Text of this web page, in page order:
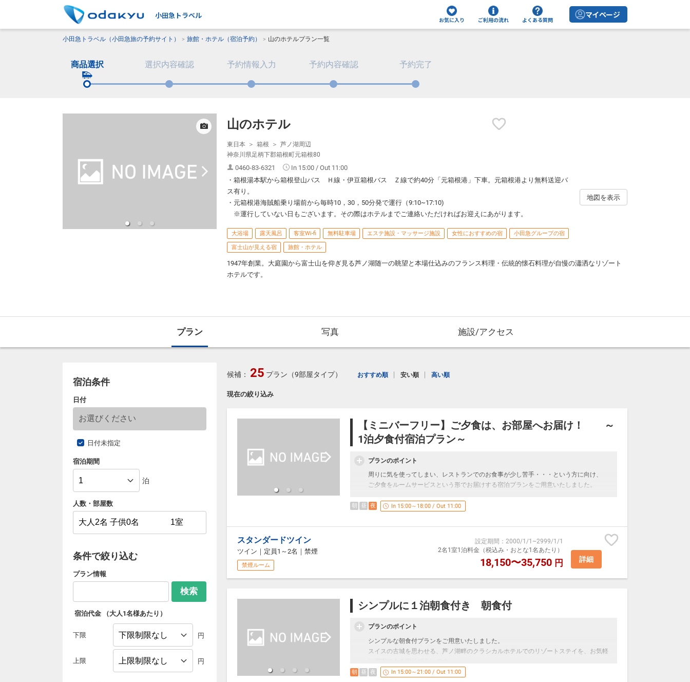
小田急トラベル お気に入り ご利用の流れ よくある質問 マイページ
小田急トラベル（小田急旅の予約サイト） 旅館・ホテル（宿泊予約） 山のホテルプラン一覧
商品選択 選択内容確認 予約情報入力 予約内容確認 予約完了
山のホテル
東日本 箱根
芦ノ湖周辺
神奈川県足柄下郡箱根町元箱根80
0460-83-6321
In 15:00 / Out 11:00
・箱根湯本駅から箱根登山バス Ｈ線・伊豆箱根バス Ｚ線で約40分「元箱根港」下車。元箱根港より無料送迎バ
ス有り。
・元箱根港海賊船乗り場前から毎時10，30，50分発で運行（9:10~17:10)
※運行していない日もございます。その際はホテルまでご連絡いただければお迎えにあがります。
地図を表示
大浴場 露天風呂 客室Wi-fi 無料駐車場 エステ施設・マッサージ施設 女性におすすめの宿 小田急グループの宿
富士山が見える宿 旅館・ホテル
1947年創業。大庭園から富士山を仰ぎ見る芦ノ湖随一の眺望と本場仕込みのフランス料理・伝統的懐石料理が自慢の瀟洒なリゾート
ホテルです。
プラン 写真 施設/アクセス
宿泊条件
日付
日付未指定
宿泊期間
泊
人数・部屋数
条件で絞り込む
プラン情報
検索
宿泊代金 （大人1名様あたり）
下限 円
上限 円
現在の絞り込み
候補： 25 プラン（9部屋タイプ） おすすめ順 安い順 高い順
【ミニバーフリー】ご夕食は、お部屋へお届け！ ～
1泊夕食付宿泊プラン～
プランのポイント
周りに気を使ってしまい、レストランでのお食事が少し苦手・・・という方に向け、
ご夕食をルームサービスという形でお届けする宿泊プランをご用意いたしました。
夜19：00頃、ルームサービスとして、こだわりの日本料理をお届けいたします。
ばと思います。
こちらのプランでは、お部屋のミニバーを無料でご利用いただけます。
山のホテルオリジナルアルトビールを含め、ビール4本、缶チューハイ1本がご利用いた
だけますので、お部屋飲みの方におすすめです。
※ソフトドリンクにも変更可能です、ご変更の際はお申し付けください。
いかがでしょうか？
※ご夕食（ルームサービス）付の宿泊プランとなり、ご朝食はついておりません。
■特 典■
「缶ビール3種各1本・山のホテルオリジナルアルトビール1本・缶チューハイ1本」
朝 昼 夜 In 15:00～18:00 / Out 11:00
スタンダードツイン
ツイン ｜ 定員1～2名 ｜ 禁煙
禁煙ルーム
設定期間 ： 2000/1/1 ~2999/1/1
2名1室1泊料金（税込み・おとな1名あたり）
18,150〜35,750 円 詳細
シンプルに１泊朝食付き 朝食付
プランのポイント
シンプルな朝食付プランをご用意いたしました。
スイスの古城を思わせる、芦ノ湖畔のクラシカルホテルでのリゾートステイを、お気軽
朝 昼 夜 In 15:00～21:00 / Out 11:00